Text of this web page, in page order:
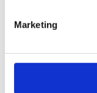
Marketing
RENOVATIE